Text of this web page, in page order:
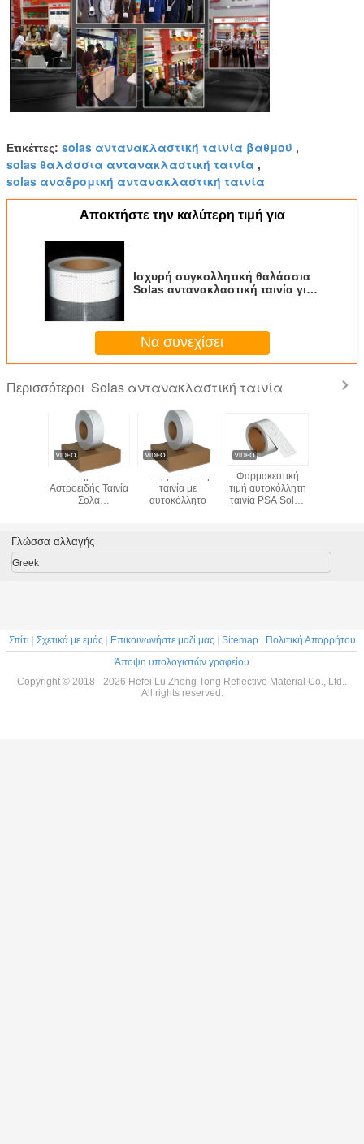
Ετικέττες: solas αντανακλαστική ταινία βαθμού ,
solas θαλάσσια αντανακλαστική ταινία ,
solas αναδρομική αντανακλαστική ταινία
Αποκτήστε την καλύτερη τιμή για
Ισχυρή συγκολλητική θαλάσσια
Solas αντανακλαστική ταινία για
Να συνεχίσει
Περισσότεροι Solas αντανακλαστική ταινία
Σόλα
Σόλα
Ασημένια
Αστροειδής Ταινία
Σολά
Αντιπροσωπευτικές
Ταινίες για
Φαρμακευτική
ταινία με
αυτοκόλλητο
Φαρμακευτική
τιμή αυτοκόλλητη
ταινία PSA Solas
Γλώσσα αλλαγής
Greek
Σπίτι | Σχετικά με εμάς | Επικοινωνήστε μαζί μας | Sitemap| Πολιτική Απορρήτου
Άποψη υπολογιστών γραφείου
Copyright © 2018 - 2026 Hefei Lu Zheng Tong Reflective Material Co., Ltd..
All rights reserved.